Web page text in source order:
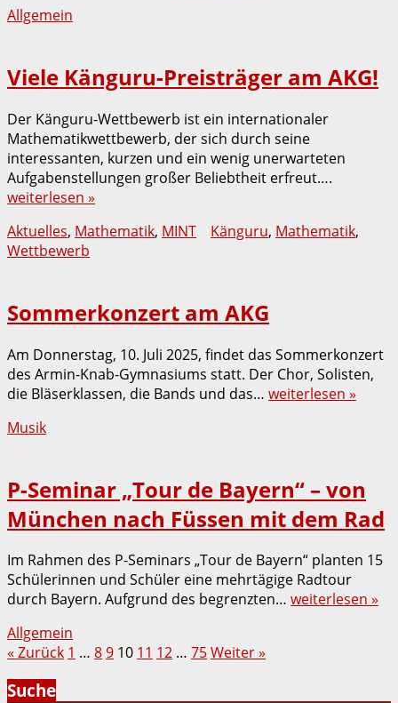
Allgemein
Viele Känguru-Preisträger am AKG!
Der Känguru-Wettbewerb ist ein internationaler
Mathematikwettbewerb, der sich durch seine
interessanten, kurzen und ein wenig unerwarteten
Aufgabenstellungen großer Beliebtheit erfreut….
weiterlesen »
Aktuelles, Mathematik, MINT Känguru, Mathematik,
Wettbewerb
Sommerkonzert am AKG
Am Donnerstag, 10. Juli 2025, findet das Sommerkonzert
des Armin-Knab-Gymnasiums statt. Der Chor, Solisten,
die Bläserklassen, die Bands und das… weiterlesen »
Musik
P-Seminar „Tour de Bayern“ – von
München nach Füssen mit dem Rad
Im Rahmen des P-Seminars „Tour de Bayern“ planten 15
Schülerinnen und Schüler eine mehrtägige Radtour
durch Bayern. Aufgrund des begrenzten… weiterlesen »
Allgemein
Seitennummerierung
der
« Zurück 1 … 89 10 11 12 … 75Weiter »
Suche